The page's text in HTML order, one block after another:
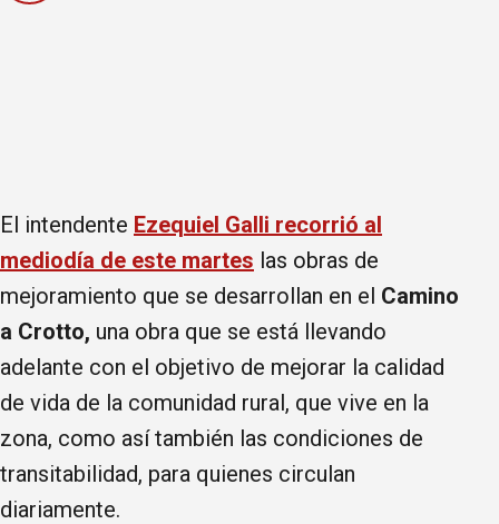
El intendente Ezequiel Galli recorrió al
mediodía de este martes las obras de
mejoramiento que se desarrollan en el Camino
a Crotto, una obra que se está llevando
adelante con el objetivo de mejorar la calidad
de vida de la comunidad rural, que vive en la
zona, como así también las condiciones de
transitabilidad, para quienes circulan
diariamente.